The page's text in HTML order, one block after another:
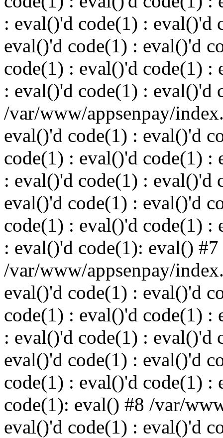
: eval()'d code(1) : eval()'d
eval()'d code(1) : eval()'d
code(1) : eval()'d code(1) :
: eval()'d code(1) : eval()'d
/var/www/appsenpay/
eval()'d code(1) : eval()'d
code(1) : eval()'d code(1) :
: eval()'d code(1) : eval()'d
eval()'d code(1) : eval()'d
code(1) : eval()'d code(1) :
: eval()'d code(1): eval() #7
/var/www/appsenpay/
eval()'d code(1) : eval()'d
code(1) : eval()'d code(1) :
: eval()'d code(1) : eval()'d
eval()'d code(1) : eval()'d
code(1) : eval()'d code(1) :
code(1): eval() #8 /var/
eval()'d code(1) : eval()'d